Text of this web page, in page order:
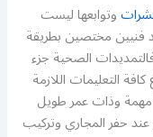
وتوابعها ليست
فنيين مختصين بطريقة
الصحية جزء
التعليمات اللازمة
وذات عمر طويل
حفر المجاري وتركيب